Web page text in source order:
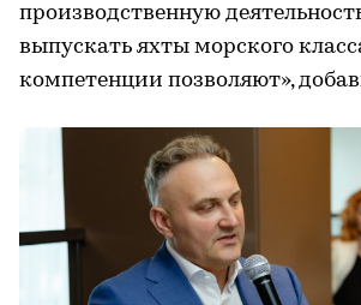
производственную
выпускать яхты морского
компетенции позволяют»,